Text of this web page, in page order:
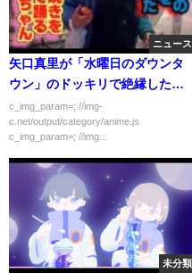
ニュース
矢口真里が「水曜日のダウンタ
ウン」のドッキリで絶縁した親
友は…
c_img_param=; //img-
c.net/output/category/anime.js
c_img_param=; //img...
未分類